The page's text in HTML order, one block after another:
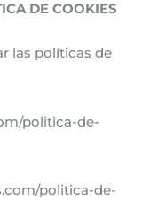
DE COOKIES
las políticas de
politica-de-
politica-de-